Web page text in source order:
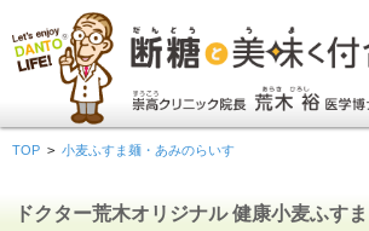
TOP > 小麦ふすま麺・あみのらいす
ドクター荒木オリジナル 健康小麦ふす